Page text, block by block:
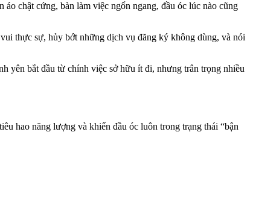
chật cứng, bàn làm việc ngổn ngang, đầu óc lúc nào cũng
thực sự, hủy bớt những dịch vụ đăng ký không dùng, và nói
yên bắt đầu từ chính việc sở hữu ít đi, nhưng trân trọng nhiều
hao năng lượng và khiến đầu óc luôn trong trạng thái “bận